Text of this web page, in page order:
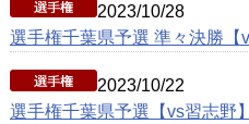
ニュース
練習会/セレクション
2023/10/28
選手権千葉県予選 準々決勝【
2023/10/22
選手権千葉県予選【vs習志野】